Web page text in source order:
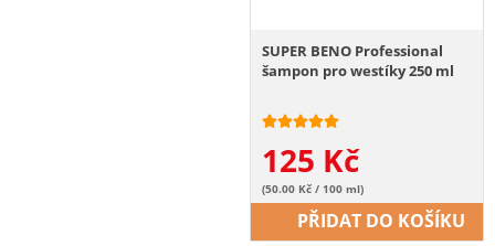
SUPER BENO Professional
šampon pro westíky 250 ml
125 Kč
(50.00 Kč / 100 ml)
PŘIDAT DO KOŠÍKU